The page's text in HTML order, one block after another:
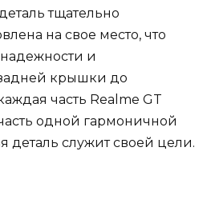
тщательно
на свое место, что
и
крышки до
часть Realme GT
одной гармоничной
деталь служит своей цели.